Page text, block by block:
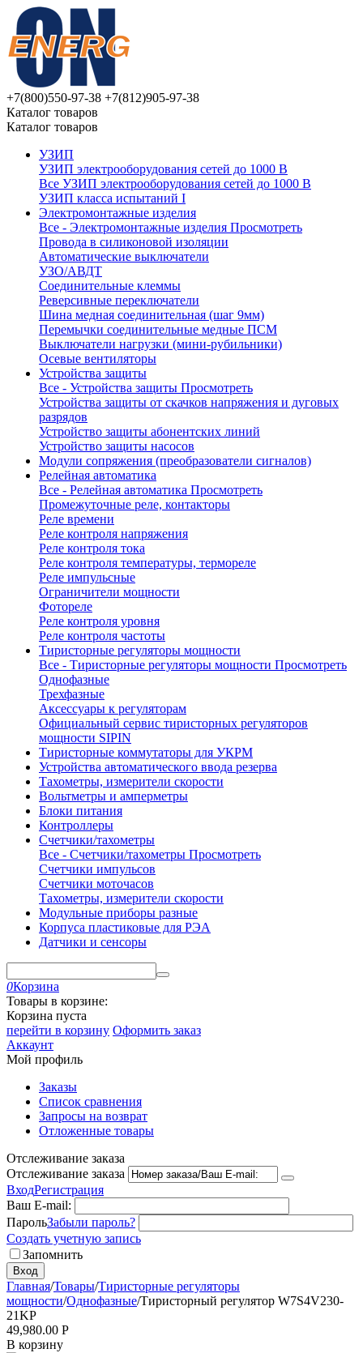
+7(800)550-97-38 +7(812)905-97-38
Каталог товаров
Каталог товаров
УЗИП
УЗИП электрооборудования сетей до 1000 В
Все УЗИП электрооборудования сетей до 1000 В
УЗИП клaссa испытаний I
Электромонтажные изделия
Все - Электромонтажные изделия Просмотреть
Провода в силиконовой изоляции
Автоматические выключатели
УЗО/АВДТ
Соединительные клеммы
Реверсивные переключатели
Шина медная соединительная (шаг 9мм)
Перемычки соединительные медные ПСМ
Выключатели нагрузки (мини-рубильники)
Осевые вентиляторы
Устройства защиты
Все - Устройства защиты Просмотреть
Устройства защиты от скачков напряжения и дуговых
разрядов
Устройство защиты абонентских линий
Устройство защиты насосов
Модули сопряжения (преобразователи сигналов)
Релейная автоматика
Все - Релейная автоматика Просмотреть
Промежуточные реле, контакторы
Реле времени
Реле контроля напряжения
Реле контроля тока
Реле контроля температуры, термореле
Реле импульсные
Ограничители мощности
Фотореле
Реле контроля уровня
Реле контроля частоты
Тиристорные регуляторы мощности
Все - Тиристорные регуляторы мощности Просмотреть
Однофазные
Трехфазные
Аксессуары к регуляторам
Официальный сервис тиристорных регуляторов
мощности SIPIN
Тиристорные коммутаторы для УКРМ
Устройства автоматического ввода резерва
Тахометры, измерители скорости
Вольтметры и амперметры
Блоки питания
Контроллеры
Счетчики/тахометры
Все - Счетчики/тахометры Просмотреть
Счетчики импульсов
Счетчики моточасов
Тахометры, измерители скорости
Модульные приборы разные
Корпуса пластиковые для РЭА
Датчики и сенсоры
0Корзина
Товары в корзине:
Корзина пуста
перейти в корзину Оформить заказ
Аккаунт
Мой профиль
Заказы
Список сравнения
Запросы на возврат
Отложенные товары
Отслеживание заказа
Отслеживание заказа
ВходРегистрация
Ваш E-mail:
ПарольЗабыли пароль?
Создать учетную запись
Запомнить
Вход
Главная/Товары/Тиристорные регуляторы
мощности/Однофазные/Тиристорный регулятор W7S4V230-
21KP
49,980.00 Р
В корзину